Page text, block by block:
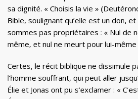
sa dignité. « Choisis la vie »
Bible, soulignant qu’elle est un don, et
sommes pas propriétaires : « Nul de
même, et nul ne meurt pour lui-même
Certes, le récit biblique ne dissimule
l’homme souffrant, qui peut aller
Élie et Jonas ont pu s’exclamer : «